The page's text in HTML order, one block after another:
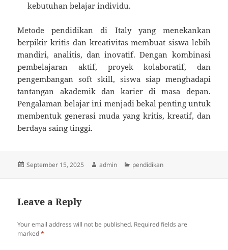
kebutuhan belajar individu.
Metode pendidikan di Italy yang menekankan
berpikir kritis dan kreativitas membuat siswa lebih
mandiri, analitis, dan inovatif. Dengan kombinasi
pembelajaran aktif, proyek kolaboratif, dan
pengembangan soft skill, siswa siap menghadapi
tantangan akademik dan karier di masa depan.
Pengalaman belajar ini menjadi bekal penting untuk
membentuk generasi muda yang kritis, kreatif, dan
berdaya saing tinggi.
Posted
September 15, 2025 Author
admin Categories
pendidikan
Leave a Reply
Your email address will not be published. Required fields are
marked*